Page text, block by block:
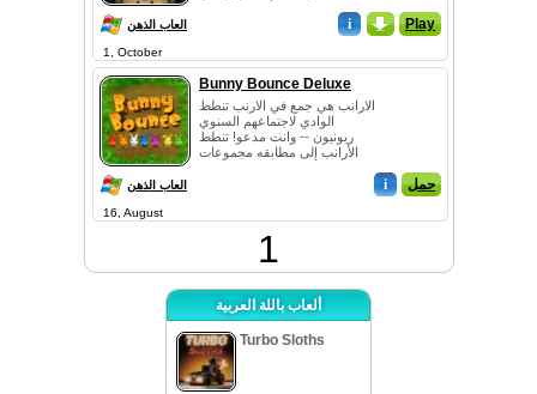
العاب الذهن i _ Play
1, October
Bunny Bounce Deluxe
الارانب هي جمع في الارنب تنطط
الوادي لاجتماعهم السنوي
ريونيون -- وانت مدعو! تنطط
الأرانب إلى مطابقه مجموعات
العاب الذهن i حمل
16, August
1
ألعاب باللة العربية
Turbo Sloths